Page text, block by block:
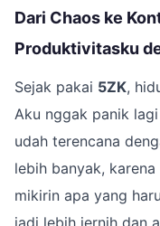
Dari Chaos ke
Produktivitasku
Sejak pakai 5ZK,
Aku nggak panik
udah terencana
lebih banyak,
mikirin apa yang
jadi lebih jernih dan